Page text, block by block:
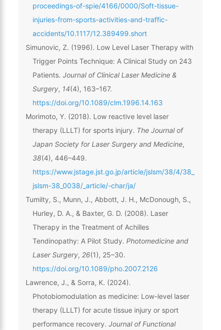
proceedings-of-spie/4166/0000/Soft-tissue-
injuries-from-sports-activities-and-traffic-
accidents/10.1117/12.389499.short
Simunovic, Z. (1996). Low Level Laser Therapy with
Trigger Points Technique: A Clinical Study on 243
Patients. Journal of Clinical Laser Medicine &
Surgery, 14(4), 163–167.
https://doi.org/10.1089/clm.1996.14.163
Morimoto, Y. (2018). Low reactive level laser
therapy (LLLT) for sports injury. The Journal of
Japan Society for Laser Surgery and Medicine,
38(4), 446–449.
https://www.jstage.jst.go.jp/article/jslsm/38/4/38_
jslsm-38_0038/_article/-char/ja/
Tumilty, S., Munn, J., Abbott, J. H., McDonough, S.,
Hurley, D. A., & Baxter, G. D. (2008). Laser
Therapy in the Treatment of Achilles
Tendinopathy: A Pilot Study. Photomedicine and
Laser Surgery, 26(1), 25–30.
https://doi.org/10.1089/pho.2007.2126
Lawrence, J., & Sorra, K. (2024).
Photobiomodulation as medicine: Low-level laser
therapy (LLLT) for acute tissue injury or sport
performance recovery. Journal of Functional